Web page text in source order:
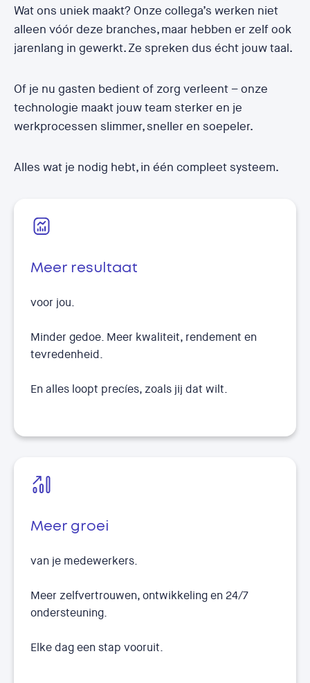
Wat ons uniek maakt? Onze collega’s werken niet
alleen vóór deze branches, maar hebben er zelf ook
jarenlang in gewerkt. Ze spreken dus écht jouw taal.
Of je nu gasten bedient of zorg verleent – onze
technologie maakt jouw team sterker en je
werkprocessen slimmer, sneller en soepeler.
Alles wat je nodig hebt, in één compleet systeem.
Meer resultaat
voor jou.
Minder gedoe. Meer kwaliteit, rendement en
tevredenheid.
En alles loopt precíes, zoals jij dat wilt.
Meer groei
van je medewerkers.
Meer zelfvertrouwen, ontwikkeling en 24/7
ondersteuning.
Elke dag een stap vooruit.